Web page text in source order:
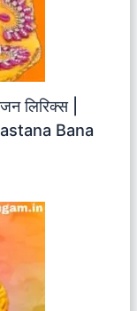
लिरिक्स |
Bana